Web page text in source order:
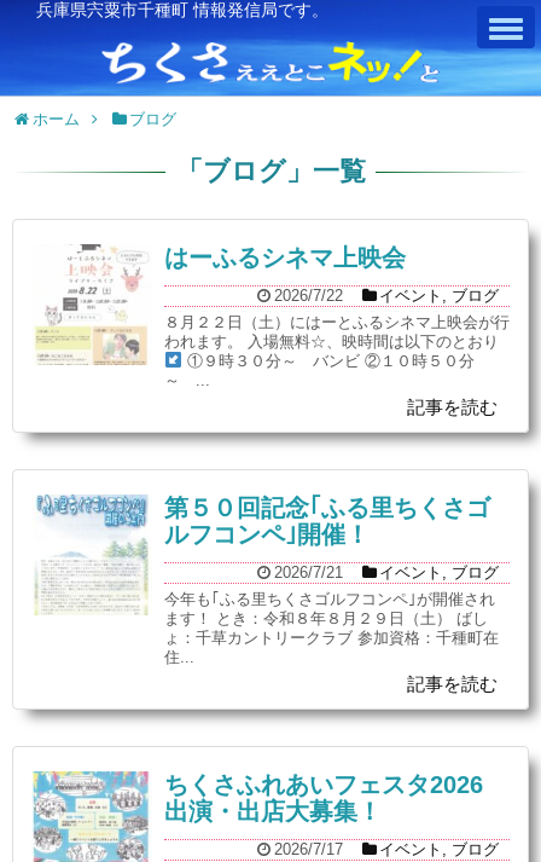
兵庫県宍粟市千種町 情報発信局です。
ホーム ブログ
「 ブログ」 一覧
はーふるシネマ上映会
2026/7/22 イベント
ブログ
８月２２日（土）にはーとふるシネマ上映会が行
われます。 入場無料☆、映時間は以下のとおり
①９時３０分～ バンビ ②１０時５０分
～ ...
記事を読む
第５０回記念｢ふる里ちくさゴ
ルフコンペ｣開催！
2026/7/21 イベント
ブログ
今年も｢ふる里ちくさゴルフコンペ｣が開催され
ます！ とき：令和８年８月２９日（土） ばし
ょ：千草カントリークラブ 参加資格：千種町在
住...
記事を読む
ちくさふれあいフェスタ2026
出演・出店大募集！
2026/7/17 イベント
ブログ